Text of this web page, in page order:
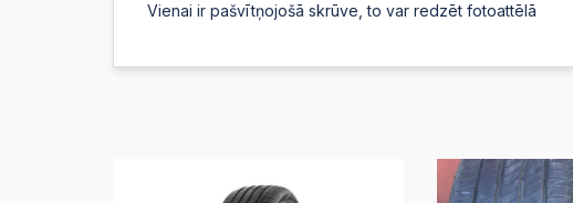
Vienai ir pašvītņojošā skrūve, to var redzēt fotoattēlā